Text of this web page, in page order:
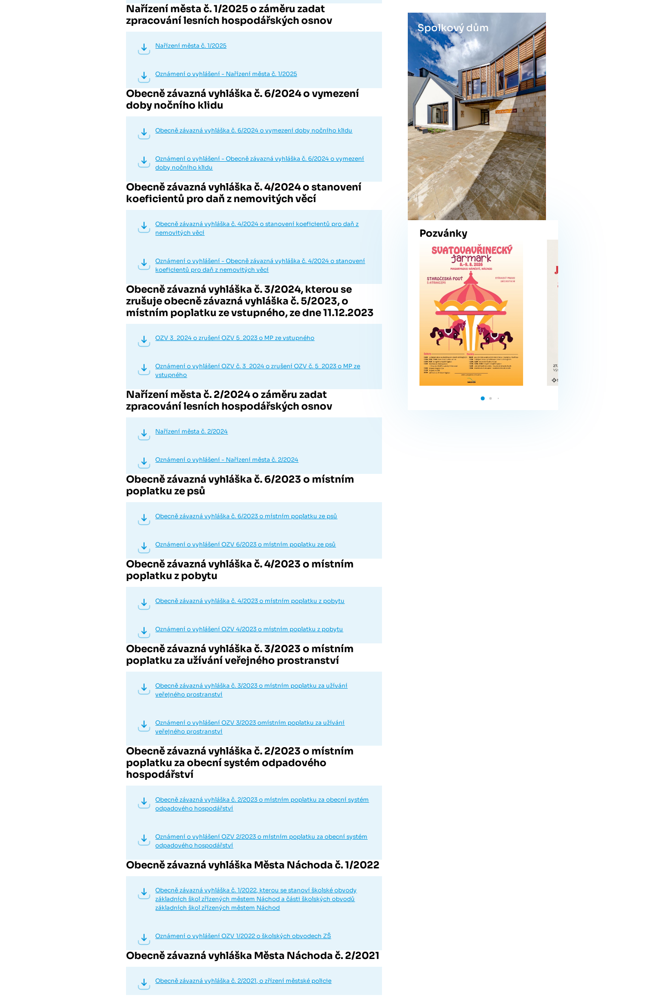
Nařízení města č. 1/2025 o záměru zadat
zpracování lesních hospodářských osnov
Nařízení města č. 1/2025
Oznámení o vyhlášení - Nařízení města č. 1/2025
Obecně závazná vyhláška č. 6/2024 o vymezení
doby nočního klidu
Obecně závazná vyhláška č. 6/2024 o vymezení doby nočního klidu
Oznámení o vyhlášení - Obecně závazná vyhláška č. 6/2024 o vymezení
doby nočního klidu
Obecně závazná vyhláška č. 4/2024 o stanovení
koeficientů pro daň z nemovitých věcí
Obecně závazná vyhláška č. 4/2024 o stanovení koeficientů pro daň z
nemovitých věcí
Oznámení o vyhlášení - Obecně závazná vyhláška č. 4/2024 o stanovení
koeficientů pro daň z nemovitých věcí
Obecně závazná vyhláška č. 3/2024, kterou se
zrušuje obecně závazná vyhláška č. 5/2023, o
místním poplatku ze vstupného, ze dne 11.12.2023
OZV 3_2024 o zrušení OZV 5_2023 o MP ze vstupného
Oznámení o vyhlášení OZV č. 3_2024 o zrušení OZV č. 5_2023 o MP ze
vstupného
Nařízení města č. 2/2024 o záměru zadat
zpracování lesních hospodářských osnov
Nařízení města č. 2/2024
Oznámení o vyhlášení - Nařízení města č. 2/2024
Obecně závazná vyhláška č. 6/2023 o místním
poplatku ze psů
Obecně závazná vyhláška č. 6/2023 o místním poplatku ze psů
Oznámení o vyhlášení OZV 6/2023 o místním poplatku ze psů
Obecně závazná vyhláška č. 4/2023 o místním
poplatku z pobytu
Obecně závazná vyhláška č. 4/2023 o místním poplatku z pobytu
Oznámení o vyhlášení OZV 4/2023 o místním poplatku z pobytu
Obecně závazná vyhláška č. 3/2023 o místním
poplatku za užívání veřejného prostranství
Obecně závazná vyhláška č. 3/2023 o místním poplatku za užívání
veřejného prostranství
Oznámení o vyhlášení OZV 3/2023 omístním poplatku za užívání
veřejného prostranství
Obecně závazná vyhláška č. 2/2023 o místním
poplatku za obecní systém odpadového
hospodářství
Obecně závazná vyhláška č. 2/2023 o místním poplatku za obecní systém
odpadového hospodářství
Oznámení o vyhlášení OZV 2/2023 o místním poplatku za obecní systém
odpadového hospodářství
Obecně závazná vyhláška Města Náchoda č. 1/2022
Obecně závazná vyhláška č. 1/2022, kterou se stanoví školské obvody
základních škol zřízených městem Náchod a části školských obvodů
základních škol zřízených městem Náchod
Oznámení o vyhlášení OZV 1/2022 o školských obvodech ZŠ
Obecně závazná vyhláška Města Náchoda č. 2/2021
Obecně závazná vyhláška č. 2/2021, o zřízení městské policie
Spolkový dům
Pozvánky